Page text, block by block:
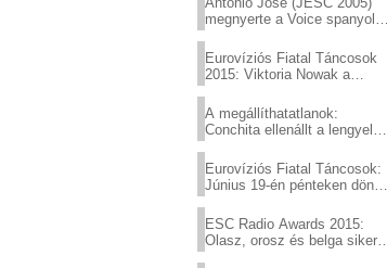
megnyerte a Voice spanyol
Eurovíziós Fiatal Táncosok
2015: Viktoria Nowak a
A megállíthatatlanok:
Conchita ellenállt a lengyel
Eurovíziós Fiatal Táncosok:
Június 19-én pénteken döntő
ESC Radio Awards 2015:
Olasz, orosz és belga siker,